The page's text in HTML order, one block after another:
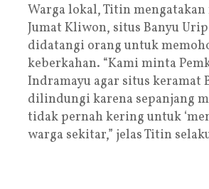
Warga lokal, Titin
Jumat Kliwon, situs Banyu
didatangi orang untuk
keberkahan. “Kami minta
Indramayu agar situs keramat
dilindungi karena sepanjang
tidak pernah kering untuk
warga sekitar,” jelas Titin